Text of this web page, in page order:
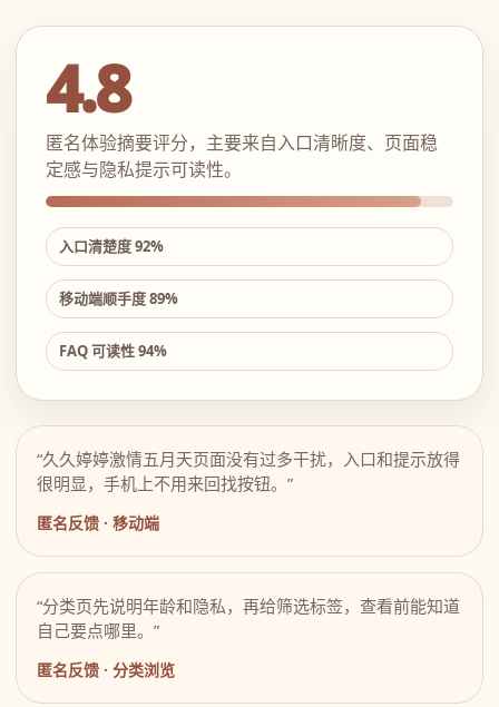
4.8
匿名体验摘要评分，主要来自入口清晰度、页面稳
定感与隐私提示可读性。
入口清楚度 92%
移动端顺手度 89%
FAQ 可读性 94%
“久久婷婷激情五月天页面没有过多干扰，入口和提示放得
很明显，手机上不用来回找按钮。”
匿名反馈 · 移动端
“分类页先说明年龄和隐私，再给筛选标签，查看前能知道
自己要点哪里。”
匿名反馈 · 分类浏览